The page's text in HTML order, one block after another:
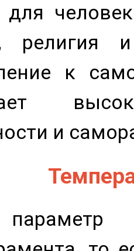
религия
к
и